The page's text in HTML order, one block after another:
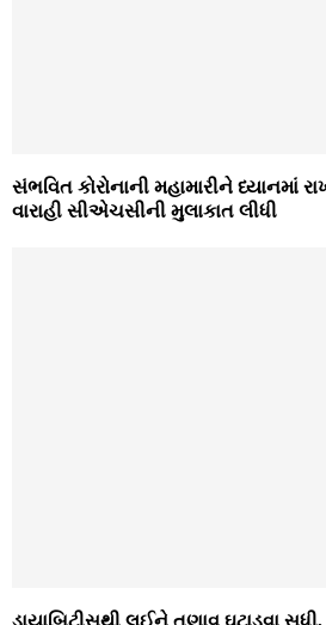
સંભવિત કોરોનાની મહામારીને ધ્યાનમાં
વારાહી સીએચસીની મુલાકાત લીધી